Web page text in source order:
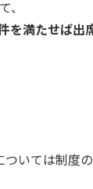
、
を満たせば出
いては制度